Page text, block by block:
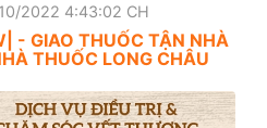
2022 4:43:02 CH
- GIAO THUỐC TẬN NHÀ
THUỐC LONG CHÂU